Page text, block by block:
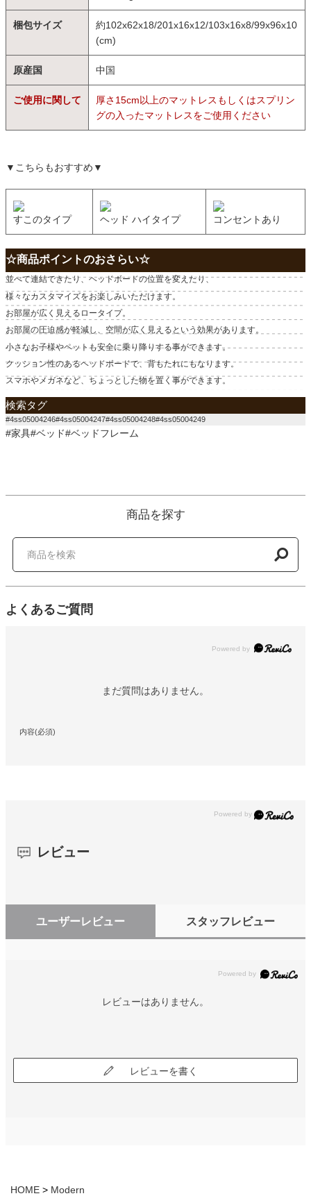
梱包サイズ
約102x62x18/201x16x12/103x16x8/99x96x10
(cm)
原産国 中国
ご使用に関して
厚さ15cm以上のマットレスもしくはスプリン
グの入ったマットレスをご使用ください
▼こちらもおすすめ▼
すこのタイプ ヘッド ハイタイプ コンセントあり
☆商品ポイントのおさらい☆
並べて連結できたり、ヘッドボードの位置を変えたり、
様々なカスタマイズをお楽しみいただけます。
お部屋が広く見えるロータイプ。
お部屋の圧迫感が軽減し、空間が広く見えるという効果があります。
小さなお子様やペットも安全に乗り降りする事ができます。
クッション性のあるヘッドボードで、背もたれにもなります。
スマホやメガネなど、ちょっとした物を置く事ができます。
検索タグ
#4ss05004246#4ss05004247#4ss05004248#4ss05004249
#家具#ベッド#ベッドフレーム
商品を探す
よくあるご質問
Powered by
まだ質問はありません。
内容(必須)
レビュー
ユーザーレビュー スタッフレビュー
レビューはありません。
レビューを書く
HOME Modern